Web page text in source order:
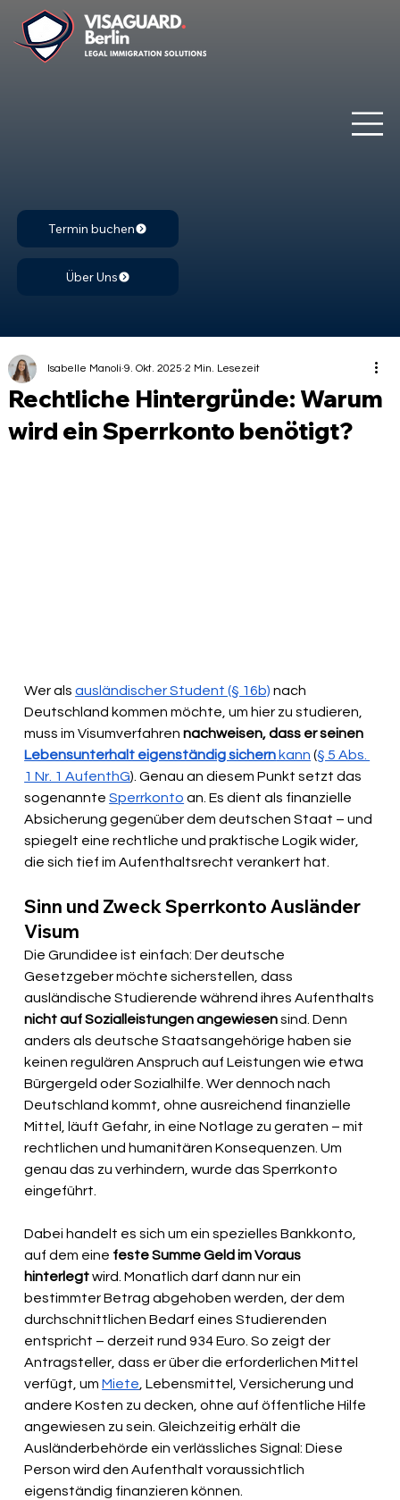
Termin buchen
Über Uns
Rechtliche Hintergründe: Warum
wird ein Sperrkonto benötigt?
Isabelle Manoli 9. Okt. 2025 2 Min. Lesezeit
Wer als ausländischer Student (§ 16b) nach
Deutschland kommen möchte, um hier zu studieren,
muss im Visumverfahren nachweisen, dass er seinen
Lebensunterhalt eigenständig sichern kann (§ 5 Abs.
1 Nr. 1 AufenthG). Genau an diesem Punkt setzt das
sogenannte Sperrkonto an. Es dient als finanzielle
Absicherung gegenüber dem deutschen Staat – und
spiegelt eine rechtliche und praktische Logik wider,
die sich tief im Aufenthaltsrecht verankert hat.
Sinn und Zweck Sperrkonto Ausländer
Visum
Die Grundidee ist einfach: Der deutsche
Gesetzgeber möchte sicherstellen, dass
ausländische Studierende während ihres Aufenthalts
nicht auf Sozialleistungen angewiesen sind. Denn
anders als deutsche Staatsangehörige haben sie
keinen regulären Anspruch auf Leistungen wie etwa
Bürgergeld oder Sozialhilfe. Wer dennoch nach
Deutschland kommt, ohne ausreichend finanzielle
Mittel, läuft Gefahr, in eine Notlage zu geraten – mit
rechtlichen und humanitären Konsequenzen. Um
genau das zu verhindern, wurde das Sperrkonto
eingeführt.
Dabei handelt es sich um ein spezielles Bankkonto,
auf dem eine feste Summe Geld im Voraus
hinterlegt wird. Monatlich darf dann nur ein
bestimmter Betrag abgehoben werden, der dem
durchschnittlichen Bedarf eines Studierenden
entspricht – derzeit rund 934 Euro. So zeigt der
Antragsteller, dass er über die erforderlichen Mittel
verfügt, um Miete , Lebensmittel, Versicherung und
andere Kosten zu decken, ohne auf öffentliche Hilfe
angewiesen zu sein. Gleichzeitig erhält die
Ausländerbehörde ein verlässliches Signal: Diese
Person wird den Aufenthalt voraussichtlich
eigenständig finanzieren können.